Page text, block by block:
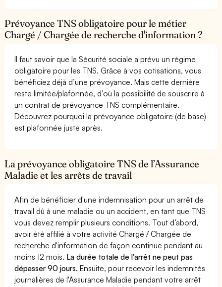
Prévoyance TNS obligatoire pour le métier
Chargé / Chargée de recherche d'information ?
Il faut savoir que la Sécurité sociale a prévu un régime
obligatoire pour les TNS. Grâce à vos cotisations, vous
bénéficiez déjà d’une prévoyance. Mais cette dernière
reste limitée/plafonnée, d’où la possibilité de souscrire à
un contrat de prévoyance TNS complémentaire.
Découvrez pourquoi la prévoyance obligatoire (de base)
est plafonnée juste après.
La prévoyance obligatoire TNS de l’Assurance
Maladie et les arrêts de travail
Afin de bénéficier d'une indemnisation pour un arrêt de
travail dû à une maladie ou un accident, en tant que TNS
vous devez remplir plusieurs conditions. Tout d’abord,
avoir été affilié à votre activité Chargé / Chargée de
recherche d'information de façon continue pendant au
moins 12 mois. La durée totale de l'arrêt ne peut pas
dépasser 90 jours. Ensuite, pour recevoir les indemnités
journalières de l'Assurance Maladie pendant votre arrêt